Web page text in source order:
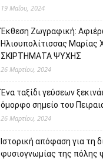
19 Μαΐου, 2024
Έκθεση Ζωγραφική:
Ηλιουπολίτισσας Μαρίας
ΣΚΙΡΤΗΜΑΤΑ ΨΥΧΗΣ
26 Μαρτίου, 2024
Ένα ταξίδι γεύσεων
όμορφο σημείο του
26 Μαρτίου, 2024
Ιστορική απόφαση για τη
φυσιογνωμίας της πόλης